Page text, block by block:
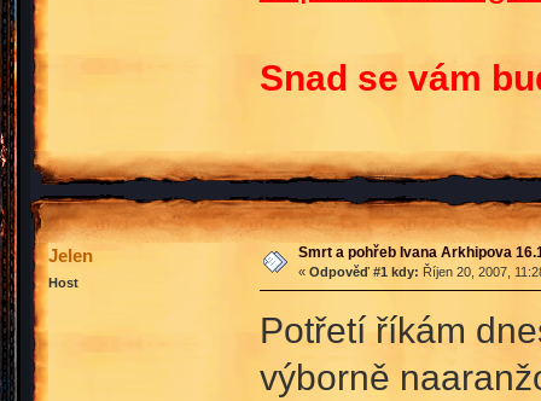
Snad se vám
Jelen
Host
Smrt a pohřeb Ivana Arkhipova
« Odpověď #1 kdy: Říjen 20, 2007,
Potřetí říkám
výborně